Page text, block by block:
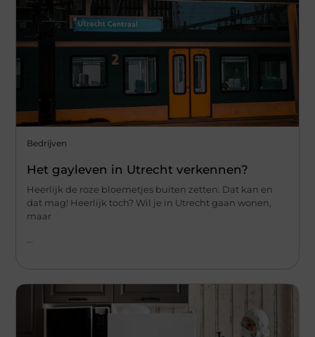
Bedrijven
Het gayleven in Utrecht verkennen?
Heerlijk de roze bloemetjes buiten zetten. Dat kan en
dat mag! Heerlijk toch? Wil je in Utrecht gaan wonen,
maar
...